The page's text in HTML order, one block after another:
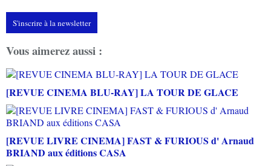
S'inscrire à la newsletter
Vous aimerez aussi :
[REVUE CINEMA BLU-RAY] LA TOUR DE GLACE
[REVUE LIVRE CINEMA] FAST & FURIOUS d' Arnaud
BRIAND aux éditions CASA